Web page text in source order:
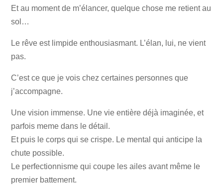
Et au moment de m’élancer, quelque chose me retient au
sol…
Le rêve est limpide enthousiasmant. L’élan, lui, ne vient
pas.
C’est ce que je vois chez certaines personnes que
j’accompagne.
Une vision immense. Une vie entière déjà imaginée, et
parfois meme dans le détail.
Et puis le corps qui se crispe. Le mental qui anticipe la
chute possible.
Le perfectionnisme qui coupe les ailes avant même le
premier battement.